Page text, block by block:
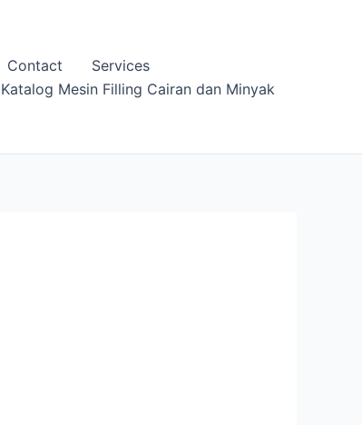
Contact
Services
Katalog Mesin Filling Cairan dan Minyak